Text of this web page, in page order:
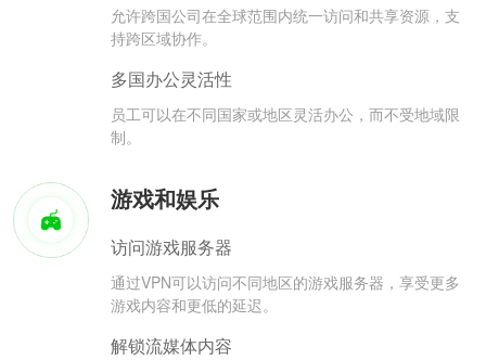
允许跨国公司在全球范围内统一访问和共享资源，支
持跨区域协作。
多国办公灵活性
员工可以在不同国家或地区灵活办公，而不受地域限
制。
游戏和娱乐
访问游戏服务器
通过VPN可以访问不同地区的游戏服务器，享受更多
游戏内容和更低的延迟。
解锁流媒体内容